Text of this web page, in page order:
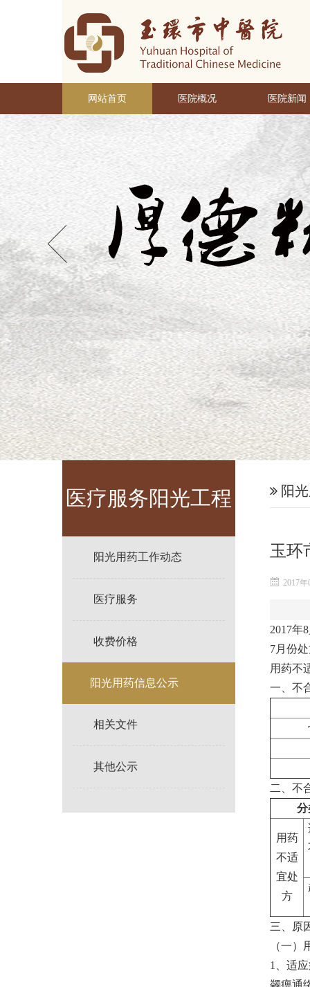
网站首页 医院概况 医院新闻
医疗服务阳光工程
阳光用药工作动态
医疗服务
收费价格
阳光用药信息公示
相关文件
其他公示
阳
玉环
2017
2017年
7月份
用药不
一、不
二、不
分
用药
不适
宜处
方
三、原
（一）
1、适
蠲痹通